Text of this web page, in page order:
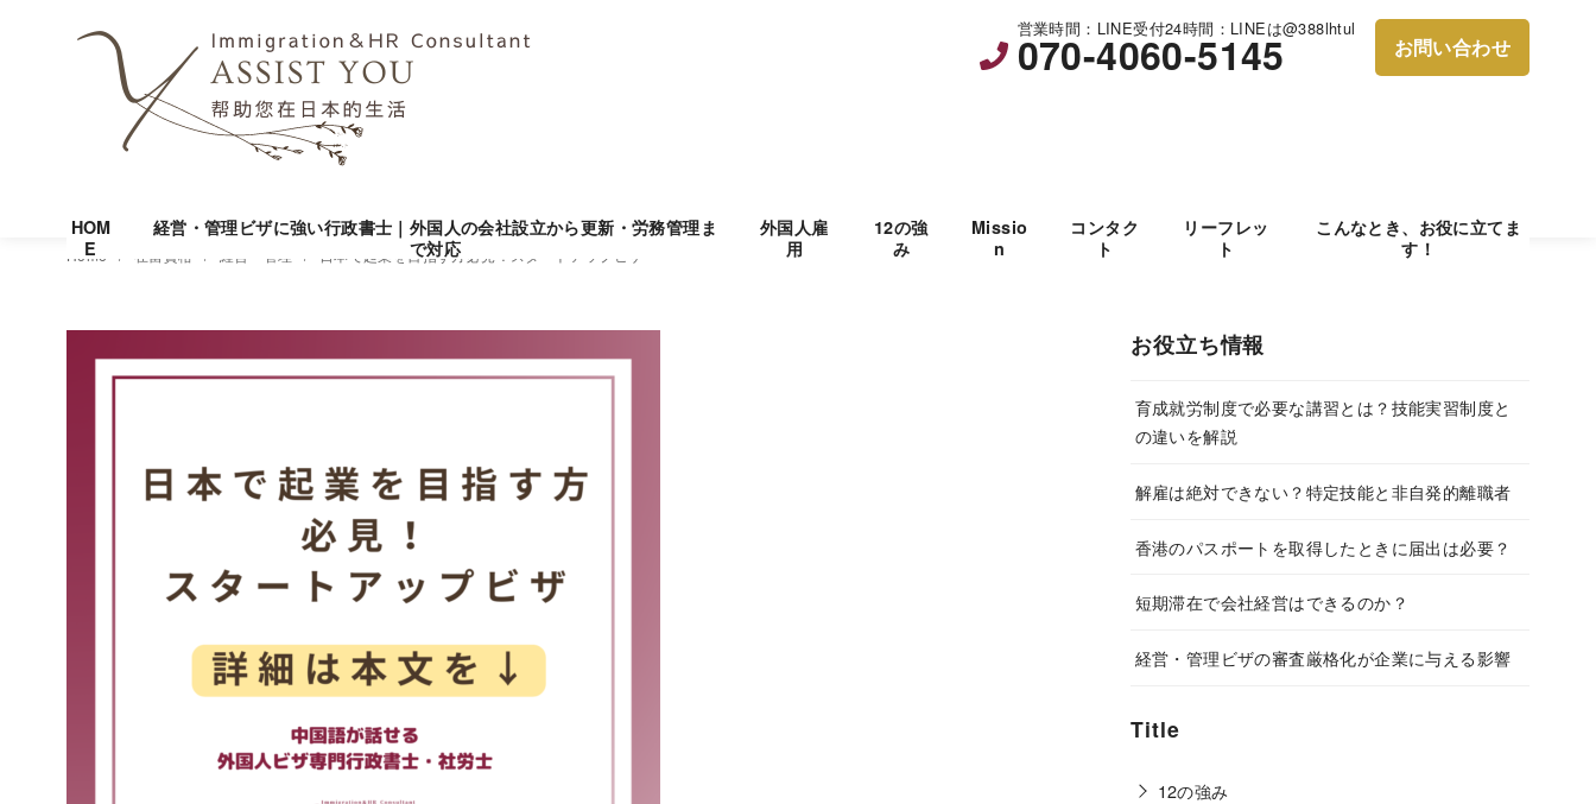
営業時間：LINE受付24時間：LINEは@388lhtul
070-4060-5145 お問い合わせ
HOM
E
経営・管理ビザに強い行政書士｜外国人の会社設立から更新・労務管理ま
で対応
外国人雇
用
12の強
み
Missio
n
コンタク
ト
リーフレッ
ト
こんなとき、お役に立てま
す！
Home 在留資格 経営・管理 日本で起業を目指す方必見！スタートアップビザ
お役立ち情報
育成就労制度で必要な講習とは？技能実習制度と
の違いを解説
解雇は絶対できない？特定技能と非自発的離職者
香港のパスポートを取得したときに届出は必要？
短期滞在で会社経営はできるのか？
経営・管理ビザの審査厳格化が企業に与える影響
Title
12の強み